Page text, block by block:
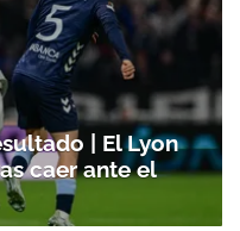
| El Lyon
caer ante el